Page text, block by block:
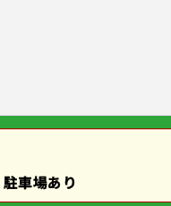
駐車場あり